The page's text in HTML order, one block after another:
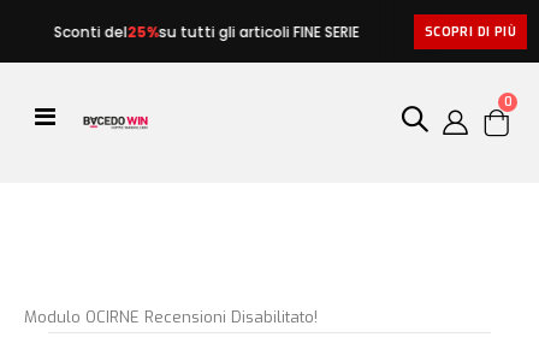
Sconti del25%su tutti gli articoli FINE SERIE ★
SCOPRI DI PIÙ
Toggle
Cart
0
Modulo OCIRNE Recensioni Disabilitato!